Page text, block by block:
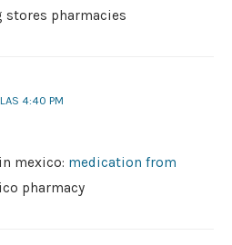
stores pharmacies
4:40 PM
mexico: medication from
pharmacy